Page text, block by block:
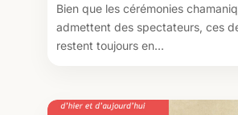
Bien que les cérémonies
admettent des spectateurs, ces
restent toujours en...